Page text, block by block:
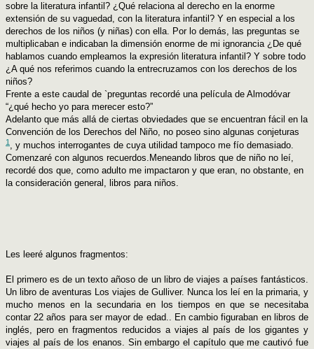
sobre la literatura infantil? ¿Qué relaciona al derecho en la enorme
extensión de su vaguedad, con la literatura infantil? Y en especial a los
derechos de los niños (y niñas) con ella. Por lo demás, las preguntas se
multiplicaban e indicaban la dimensión enorme de mi ignorancia ¿De qué
hablamos cuando empleamos la expresión literatura infantil? Y sobre todo
¿A qué nos referimos cuando la entrecruzamos con los derechos de los
niños?
Frente a este caudal de `preguntas recordé una película de Almodóvar
“¿qué hecho yo para merecer esto?”
Adelanto que más allá de ciertas obviedades que se encuentran fácil en la
Convención de los Derechos del Niño, no poseo sino algunas conjeturas
1 , y muchos interrogantes de cuya utilidad tampoco me fío demasiado.
Comenzaré con algunos recuerdos. Meneando libros que de niño no leí,
recordé dos que, como adulto me impactaron y que eran, no obstante, en
la consideración general, libros para niños.
Les leeré algunos fragmentos:
El primero es de un texto añoso de un libro de viajes a países fantásticos.
Un libro de aventuras Los viajes de Gulliver. Nunca los leí en la primaria, y
mucho menos en la secundaria en los tiempos en que se necesitaba
contar 22 años para ser mayor de edad.. En cambio figuraban en libros de
inglés, pero en fragmentos reducidos a viajes al país de los gigantes y
viajes al país de los enanos. Sin embargo el capítulo que me cautivó fue